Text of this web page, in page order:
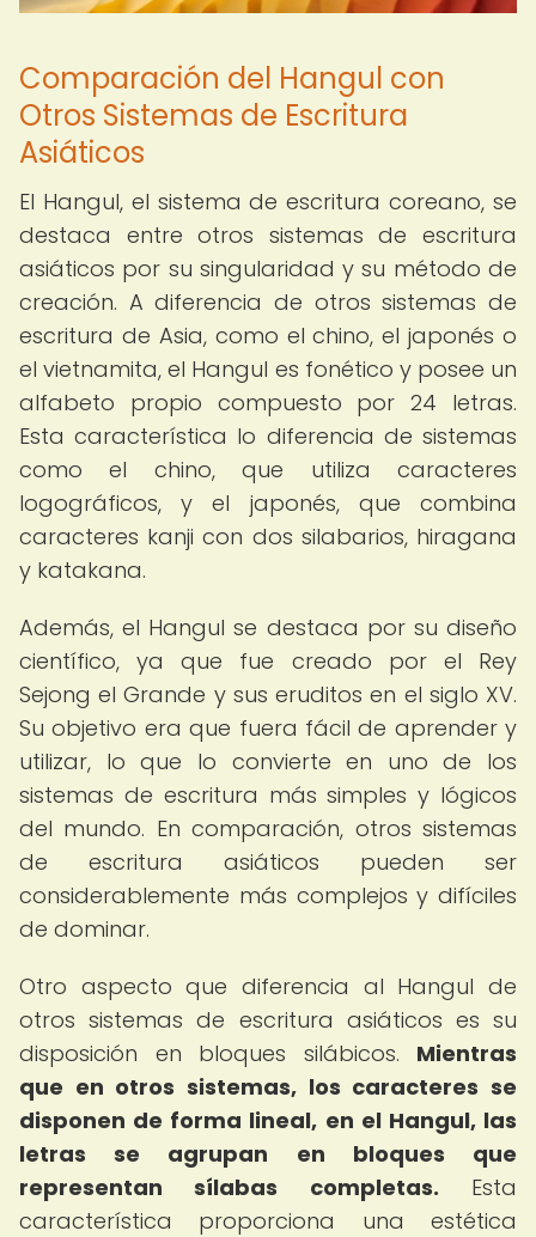
Comparación del Hangul con
Otros Sistemas de Escritura
Asiáticos
El Hangul, el sistema de escritura coreano, se
destaca entre otros sistemas de escritura
asiáticos por su singularidad y su método de
creación. A diferencia de otros sistemas de
escritura de Asia, como el chino, el japonés o
el vietnamita, el Hangul es fonético y posee un
alfabeto propio compuesto por 24 letras.
Esta característica lo diferencia de sistemas
como el chino, que utiliza caracteres
logográficos, y el japonés, que combina
caracteres kanji con dos silabarios, hiragana
y katakana.
Además, el Hangul se destaca por su diseño
científico, ya que fue creado por el Rey
Sejong el Grande y sus eruditos en el siglo XV.
Su objetivo era que fuera fácil de aprender y
utilizar, lo que lo convierte en uno de los
sistemas de escritura más simples y lógicos
del mundo. En comparación, otros sistemas
de escritura asiáticos pueden ser
considerablemente más complejos y difíciles
de dominar.
Otro aspecto que diferencia al Hangul de
otros sistemas de escritura asiáticos es su
disposición en bloques silábicos. Mientras
que en otros sistemas, los caracteres se
disponen de forma lineal, en el Hangul, las
letras se agrupan en bloques que
representan sílabas completas. Esta
característica proporciona una estética